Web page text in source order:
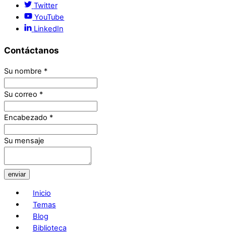
Twitter
YouTube
LinkedIn
Contáctanos
Su nombre *
Su correo *
Encabezado *
Su mensaje
enviar
Inicio
Temas
Blog
Biblioteca